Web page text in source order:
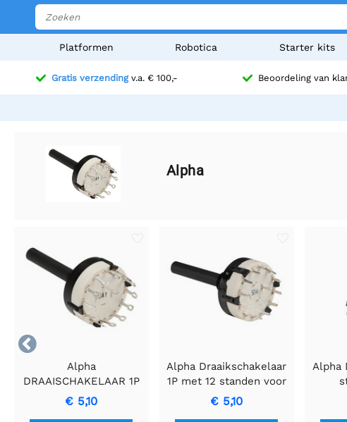
Platformen Robotica Starter kits
Gratis verzendingv.a. € 100,- Beoordeling van
Alpha

Alpha
DRAAISCHAKELAAR 1P
Rotary Switch met 12
standen
€ 5,10
Alpha Draaikschakelaar
1P met 12 standen voor
PCB montage
€ 5,10
Alpha